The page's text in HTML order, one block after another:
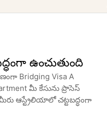
ఉంచుతుంది
మీ కేసును ప్రాసెస్
ఆస్ట్రేలియాలో చట్టబద్ధంగా